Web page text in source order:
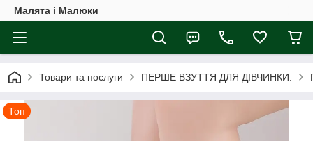
Малята і Малюки
Товари та послуги ПЕРШЕ ВЗУТТЯ ДЛЯ ДІВЧИНКИ.
Топ